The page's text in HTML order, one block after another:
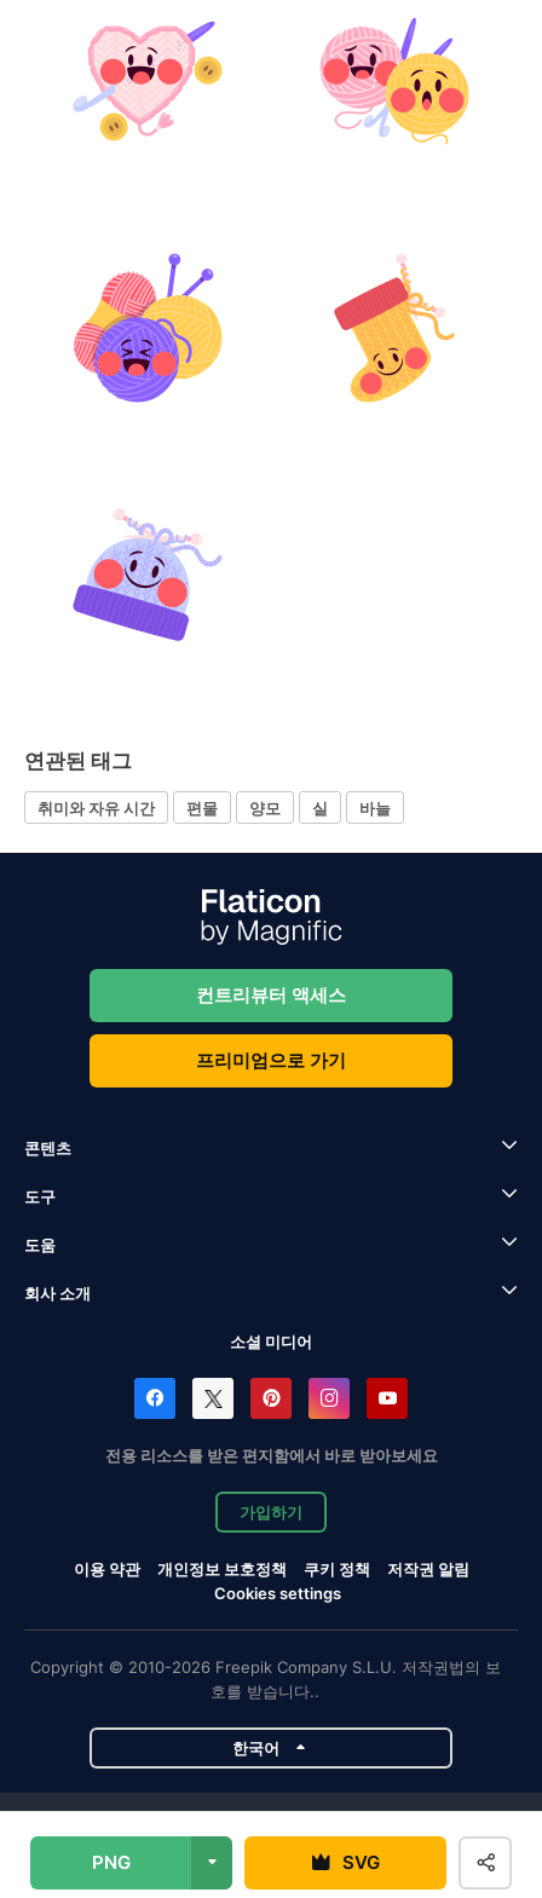
PNG SVG
연관된 태그
취미와 자유 시간 편물 양모 실 바늘
컨트리뷰터 액세스
프리미엄으로 가기
콘텐츠
도구
도움
회사 소개
소셜 미디어
전용 리소스를 받은 편지함에서 바로 받아보세요
가입하기
이용 약관 개인정보 보호정책 쿠키 정책
저작권 알림
Cookies settings
Copyright © 2010-2026 Freepik Company S.L.U. 저작권법의 보
호를 받습니다..
한국어